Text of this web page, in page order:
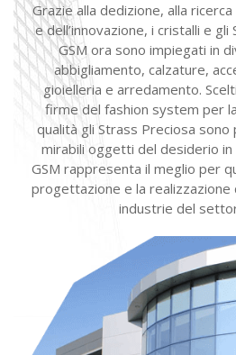
Grazie alla dedizione, alla
e dell’innovazione, i cristalli e gli
GSM ora sono impiegati in
abbigliamento, calzature,
gioielleria e arredamento.
firme del fashion system per
qualità gli Strass Preciosa
mirabili oggetti del desiderio
GSM rappresenta il meglio per
progettazione e la realizzazione
industrie del